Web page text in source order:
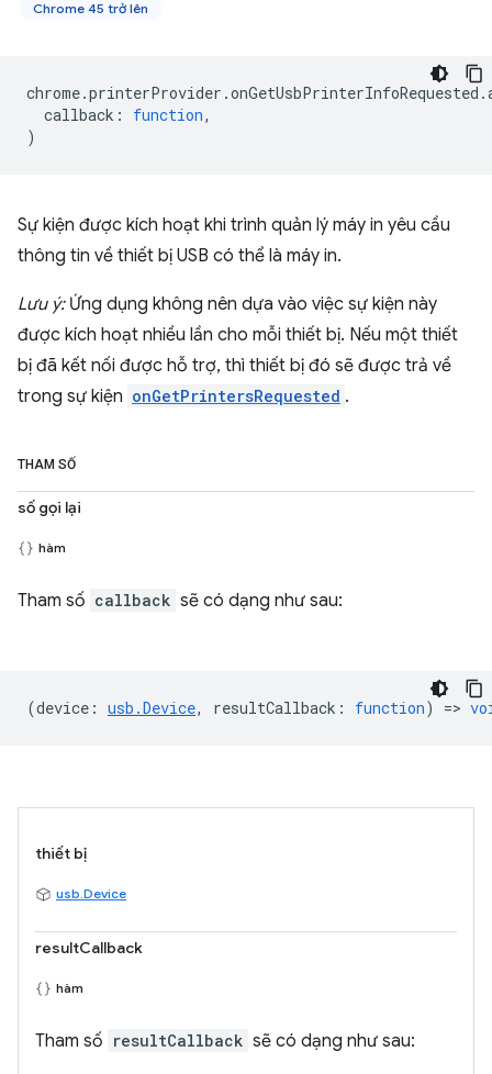
Chrome 45 trở lên
chrome.printerProvider .onGetUsbPrinterInfoRequested .
callback : function,
)
Sự kiện được kích hoạt khi trình quản lý máy in yêu cầu
thông tin về thiết bị USB có thể là máy in.
Lưu ý:Ứng dụng không nên dựa vào việc sự kiện này
được kích hoạt nhiều lần cho mỗi thiết bị. Nếu một thiết
bị đã kết nối được hỗ trợ, thì thiết bị đó sẽ được trả về
trong sự kiện onGetPrintersRequested .
THAM SỐ
số gọi lại
hàm
Tham số callback sẽ có dạng như sau:
(device : usb.Device, resultCallback : function) =>
thiết bị
usb.Device
resultCallback
hàm
Tham số resultCallback sẽ có dạng như sau: